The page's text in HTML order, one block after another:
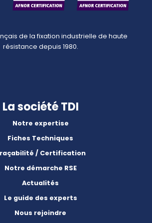
de la fixation industrielle de haute
résistance depuis 1980.
La société TDI
Notre expertise
Fiches Techniques
/ Certification
Notre démarche RSE
Actualités
Le guide des experts
Nous rejoindre